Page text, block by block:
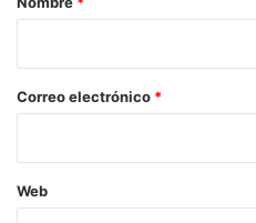
*
Correo electrónico *
Web